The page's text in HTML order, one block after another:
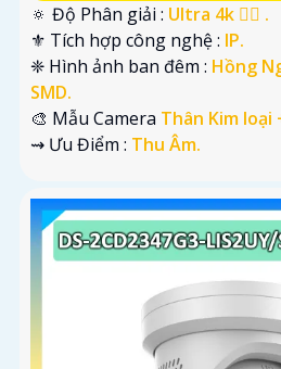
🔅 Độ Phân giải : Ultra 4k 👍🏾 .
⚜️ Tích hợp công nghệ : IP.
❈ Hình ảnh ban đêm : Hồng
SMD.
🎨 Mẫu Camera Thân Kim loại
️⇝ Ưu Điểm : Thu Âm.